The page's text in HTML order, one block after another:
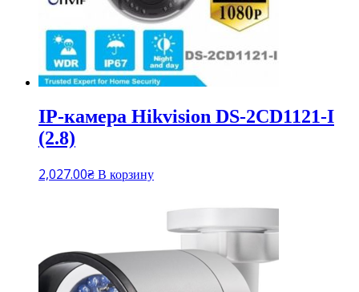
IP-камера Hikvision DS-2CD1121-I
(2.8)
2,027.00₴ В корзину